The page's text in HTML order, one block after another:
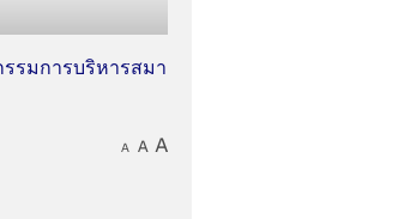
รมการบริหารสมา